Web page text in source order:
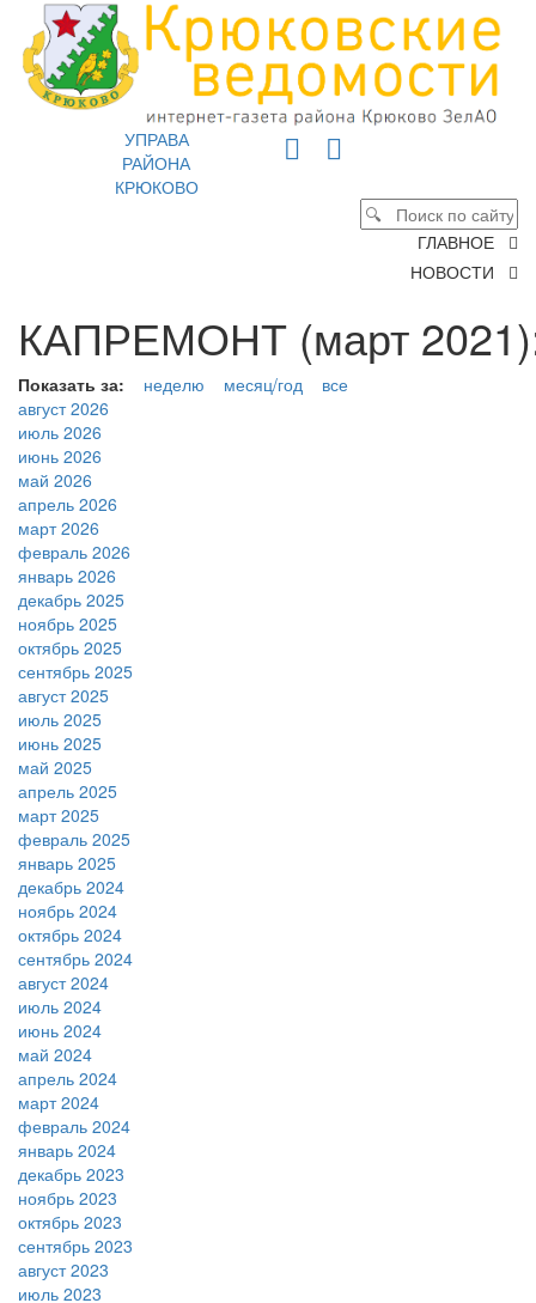
УПРАВА
РАЙОНА
КРЮКОВО
ГЛАВНОЕ
НОВОСТИ
КАПРЕМОНТ (март
Показать за: неделю месяц/год
все
август 2026
июль 2026
июнь 2026
май 2026
апрель 2026
март 2026
февраль 2026
январь 2026
декабрь 2025
ноябрь 2025
октябрь 2025
сентябрь 2025
август 2025
июль 2025
июнь 2025
май 2025
апрель 2025
март 2025
февраль 2025
январь 2025
декабрь 2024
ноябрь 2024
октябрь 2024
сентябрь 2024
август 2024
июль 2024
июнь 2024
май 2024
апрель 2024
март 2024
февраль 2024
январь 2024
декабрь 2023
ноябрь 2023
октябрь 2023
сентябрь 2023
август 2023
июль 2023